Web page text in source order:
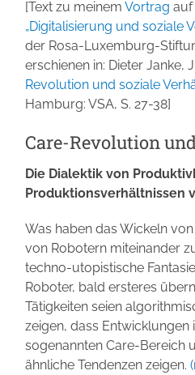
[Text zu meinem Vortrag auf
„Digitalisierung und soziale
der Rosa-Luxemburg-
erschienen in: Dieter Janke,
Revolution und soziale
Hamburg: VSA, S. 27-38]
Care-Revolution
Die Dialektik von
Produktionsverhältnissen
Was haben das Wickeln
von Robotern miteinander
techno-utopistische
Roboter, bald ersteres
Tätigkeiten seien
zeigen, dass
sogenannten Care-Bereich
ähnliche Tendenzen zeigen.